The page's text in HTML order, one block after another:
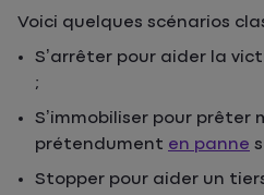
Voici quelques scénarios
S’arrêter pour aider la
;
S’immobiliser pour prêter
prétendument en panne
Stopper pour aider un